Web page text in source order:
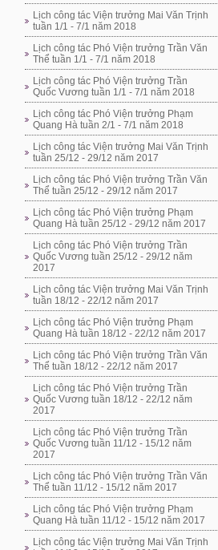
Lịch công tác Viện trưởng Mai Văn Trịnh
tuần 1/1 - 7/1 năm 2018
Lịch công tác Phó Viện trưởng Trần Văn
Thể tuần 1/1 - 7/1 năm 2018
Lịch công tác Phó Viện trưởng Trần
Quốc Vương tuần 1/1 - 7/1 năm 2018
Lịch công tác Phó Viện trưởng Phạm
Quang Hà tuần 2/1 - 7/1 năm 2018
Lịch công tác Viện trưởng Mai Văn Trịnh
tuần 25/12 - 29/12 năm 2017
Lịch công tác Phó Viện trưởng Trần Văn
Thể tuần 25/12 - 29/12 năm 2017
Lịch công tác Phó Viện trưởng Phạm
Quang Hà tuần 25/12 - 29/12 năm 2017
Lịch công tác Phó Viện trưởng Trần
Quốc Vương tuần 25/12 - 29/12 năm
2017
Lịch công tác Viện trưởng Mai Văn Trịnh
tuần 18/12 - 22/12 năm 2017
Lịch công tác Phó Viện trưởng Phạm
Quang Hà tuần 18/12 - 22/12 năm 2017
Lịch công tác Phó Viện trưởng Trần Văn
Thể tuần 18/12 - 22/12 năm 2017
Lịch công tác Phó Viện trưởng Trần
Quốc Vương tuần 18/12 - 22/12 năm
2017
Lịch công tác Phó Viện trưởng Trần
Quốc Vương tuần 11/12 - 15/12 năm
2017
Lịch công tác Phó Viện trưởng Trần Văn
Thể tuần 11/12 - 15/12 năm 2017
Lịch công tác Phó Viện trưởng Phạm
Quang Hà tuần 11/12 - 15/12 năm 2017
Lịch công tác Viện trưởng Mai Văn Trịnh